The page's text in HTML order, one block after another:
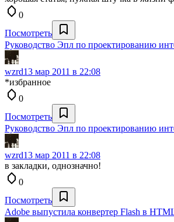
0
Посмотреть
Руководство Эпл по проектированию
wzrd13 мар 2011 в 22:08
*избранное
0
Посмотреть
Руководство Эпл по проектированию
wzrd13 мар 2011 в 22:08
в закладки, однозначно!
0
Посмотреть
Adobe выпустила конвертер Flash в